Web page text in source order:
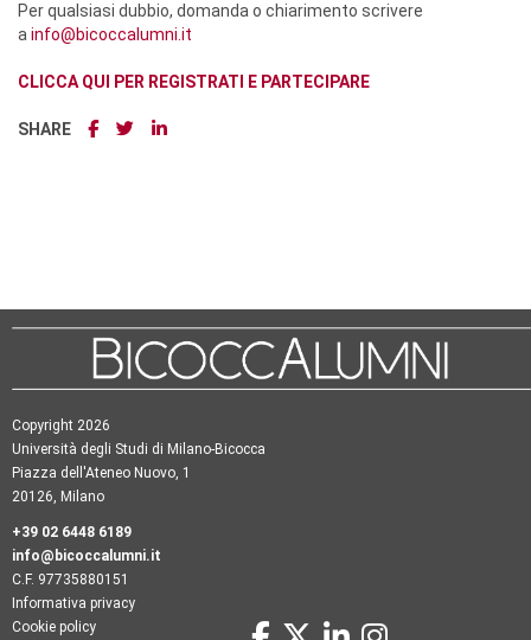
Per qualsiasi dubbio, domanda o chiarimento scrivere
ainfo@bicoccalumni.it
CLICCA QUI PER REGISTRATI E PARTECIPARE
SHARE
Copyright 2026
Università degli Studi di Milano-Bicocca
Piazza dell'Ateneo Nuovo, 1
20126, Milano
+39 02 6448 6189
info@bicoccalumni.it
C.F. 97735880151
Informativa privacy
Cookie policy